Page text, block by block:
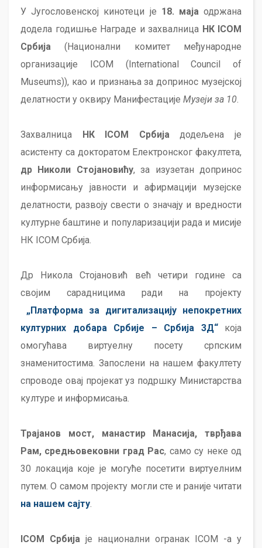
У Југословенској кинотеци је 18. маја одржана
додела годишње Награде и захвалница НК ICOM
Србија (Национални комитет међународне
организације ICOM (International Council of
Museums)), као и признања за допринос музејској
делатности у оквиру Манифестације Музеји за 10
Захвалница НК ICOM Србија додељена је
асистенту са докторатом Електронског факултета,
др Николи Стојановићу, за изузетан допринос
информисању јавности и афирмацији музејске
делатности, развоју свести о значају и вредности
културне баштине и популаризацији рада и мисије
НК ICOM Србија.
Др Никола Стојановић већ четири године са
својим сарадницима ради на пројекту
„Платформа за дигитализацију непокретних
културних добара Србије – Србија 3Д“која
омогућава виртуелну посету српским
знаменитостима. Запослени на нашем факултету
спроводе овај пројекат уз подршку Министарства
културе и информисања.
Трајанов мост, манастир Манасија, тврђава
Рам, средњовековни град Рас, само су неке од
30 локација које је могуће посетити виртуелним
путем. О самом пројекту могли сте и раније читати
на нашем сајту
ICOM Србија је национални огранак ICOM -а у